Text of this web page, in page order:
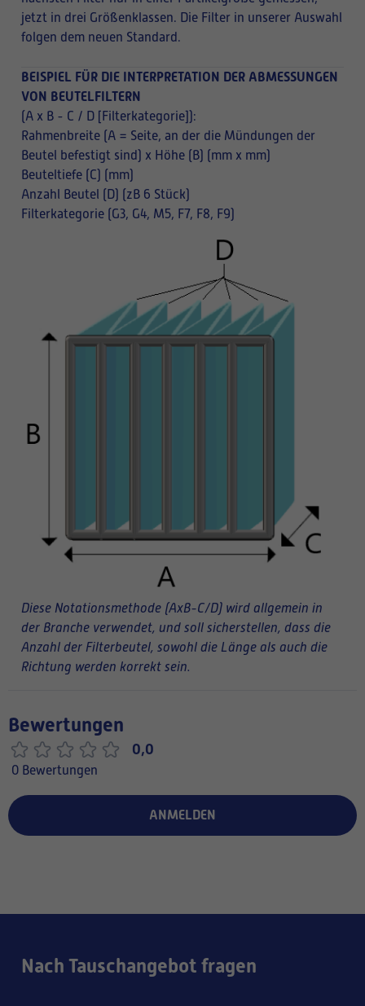
jetzt in drei Größenklassen. Die Filter in unserer Auswahl
folgen dem neuen Standard.
BEISPIEL FÜR DIE INTERPRETATION DER ABMESSUNGEN
VON BEUTELFILTERN
(A x B - C / D [Filterkategorie]):
Rahmenbreite (A = Seite, an der die Mündungen der
Beutel befestigt sind) x Höhe (B) (mm x mm)
Beuteltiefe (C) (mm)
Anzahl Beutel (D) (zB 6 Stück)
Filterkategorie (G3, G4, M5, F7, F8, F9)
Diese Notationsmethode (AxB-C/D) wird allgemein in
der Branche verwendet, und soll sicherstellen, dass die
Anzahl der Filterbeutel, sowohl die Länge als auch die
Richtung werden korrekt sein.
Bewertungen
0,0
0 Bewertungen
ANMELDEN
Nach Tauschangebot fragen